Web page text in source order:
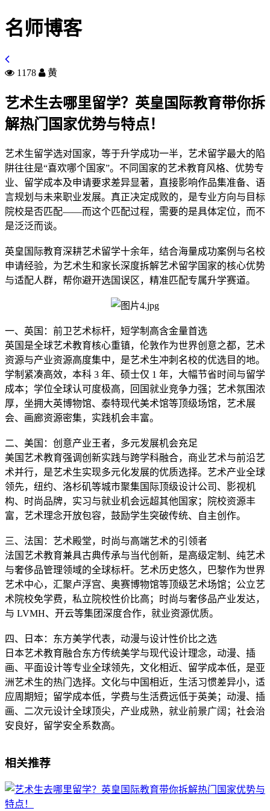
名师博客
1178 黄
艺术生去哪里留学？英皇国际教育带你拆
解热门国家优势与特点！
艺术生留学选对国家，等于升学成功一半，艺术留学最大的陷
阱往往是“喜欢哪个国家”。不同国家的艺术教育风格、优势专
业、留学成本及申请要求差异显著，直接影响作品集准备、语
言规划与未来职业发展。真正决定成败的，是专业方向与目标
院校是否匹配——而这个匹配过程，需要的是具体定位，而不
是泛泛而谈。
英皇国际教育深耕艺术留学十余年，结合海量成功案例与名校
申请经验，为艺术生和家长深度拆解艺术留学国家的核心优势
与适配人群，帮你避开选国误区，精准匹配专属升学赛道。
一、英国：前卫艺术标杆，短学制高含金量首选
英国是全球艺术教育核心重镇，伦敦作为世界创意之都，艺术
资源与产业资源高度集中，是艺术生冲刺名校的优选目的地。
学制紧凑高效，本科 3 年、硕士仅 1 年，大幅节省时间与留学
成本；学位全球认可度极高，回国就业竞争力强；艺术氛围浓
厚，坐拥大英博物馆、泰特现代美术馆等顶级场馆，艺术展
会、画廊资源密集，实践机会丰富。
二、美国：创意产业王者，多元发展机会充足
美国艺术教育强调创新实践与跨学科融合，商业艺术与前沿艺
术并行，是艺术生实现多元化发展的优质选择。艺术产业全球
领先，纽约、洛杉矶等城市聚集国际顶级设计公司、影视机
构、时尚品牌，实习与就业机会远超其他国家；院校资源丰
富，艺术理念开放包容，鼓励学生突破传统、自主创作。
三、法国：艺术殿堂，时尚与高端艺术的引领者
法国艺术教育兼具古典传承与当代创新，是高级定制、纯艺术
与奢侈品管理领域的全球标杆。艺术历史悠久，巴黎作为世界
艺术中心，汇聚卢浮宫、奥赛博物馆等顶级艺术场馆；公立艺
术院校免学费，私立院校性价比高；时尚与奢侈品产业发达，
与 LVMH、开云等集团深度合作，就业资源优质。
四、日本：东方美学代表，动漫与设计性价比之选
日本艺术教育融合东方传统美学与现代设计理念，动漫、插
画、平面设计等专业全球领先，文化相近、留学成本低，是亚
洲艺术生的热门选择。文化与中国相近，生活习惯差异小，适
应周期短；留学成本低，学费与生活费远低于英美；动漫、插
画、二次元设计全球顶尖，产业成熟，就业前景广阔；社会治
安良好，留学安全系数高。
相关推荐